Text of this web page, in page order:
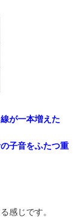
が一本増えた
子音をふたつ重
感じです。